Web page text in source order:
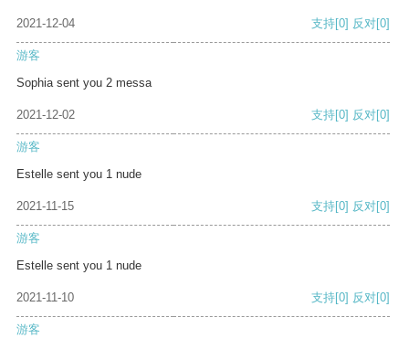
2021-12-04 支持[0] 反对[0]
游客
Sophia sent you 2 messa
2021-12-02 支持[0] 反对[0]
游客
Estelle sent you 1 nude
2021-11-15 支持[0] 反对[0]
游客
Estelle sent you 1 nude
2021-11-10 支持[0] 反对[0]
游客